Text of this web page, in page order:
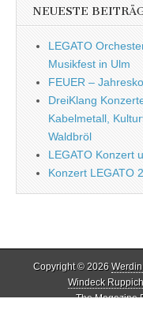
NEUESTE
LEGATO
Musikfest in Ulm
FEUER –
DreiKlang
Kabelmetall,
Waldbröl
LEGATO Konzert
Konzert LEGATO
Copyright © 2026
Windeck
The Magazine